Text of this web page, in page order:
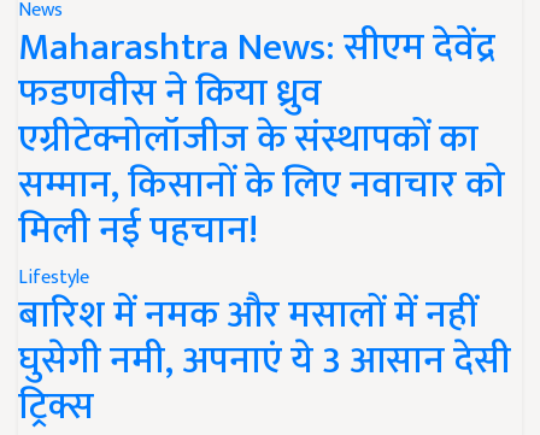
News
Maharashtra News: सीएम देवेंद्र
फडणवीस ने किया ध्रुव
एग्रीटेक्नोलॉजीज के संस्थापकों का
सम्मान, किसानों के लिए नवाचार को
मिली नई पहचान!
Lifestyle
बारिश में नमक और मसालों में नहीं
घुसेगी नमी, अपनाएं ये 3 आसान देसी
ट्रिक्स